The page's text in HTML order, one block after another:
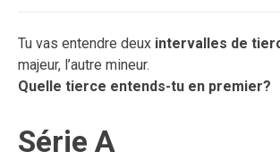
Tu vas entendre deux intervalles de
majeur, l’autre mineur.
Quelle tierce entends-tu en premier?
Série A